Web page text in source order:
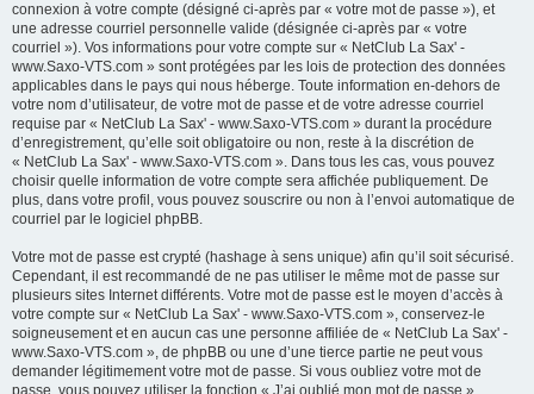
connexion à votre compte (désigné ci-après par « votre mot de passe »), et
une adresse courriel personnelle valide (désignée ci-après par « votre
courriel »). Vos informations pour votre compte sur « NetClub La Sax' -
www.Saxo-VTS.com » sont protégées par les lois de protection des données
applicables dans le pays qui nous héberge. Toute information en-dehors de
votre nom d’utilisateur, de votre mot de passe et de votre adresse courriel
requise par « NetClub La Sax' - www.Saxo-VTS.com » durant la procédure
d’enregistrement, qu’elle soit obligatoire ou non, reste à la discrétion de
« NetClub La Sax' - www.Saxo-VTS.com ». Dans tous les cas, vous pouvez
choisir quelle information de votre compte sera affichée publiquement. De
plus, dans votre profil, vous pouvez souscrire ou non à l’envoi automatique de
courriel par le logiciel phpBB.
Votre mot de passe est crypté (hashage à sens unique) afin qu’il soit sécurisé.
Cependant, il est recommandé de ne pas utiliser le même mot de passe sur
plusieurs sites Internet différents. Votre mot de passe est le moyen d’accès à
votre compte sur « NetClub La Sax' - www.Saxo-VTS.com », conservez-le
soigneusement et en aucun cas une personne affiliée de « NetClub La Sax' -
www.Saxo-VTS.com », de phpBB ou une d’une tierce partie ne peut vous
demander légitimement votre mot de passe. Si vous oubliez votre mot de
passe, vous pouvez utiliser la fonction « J’ai oublié mon mot de passe »